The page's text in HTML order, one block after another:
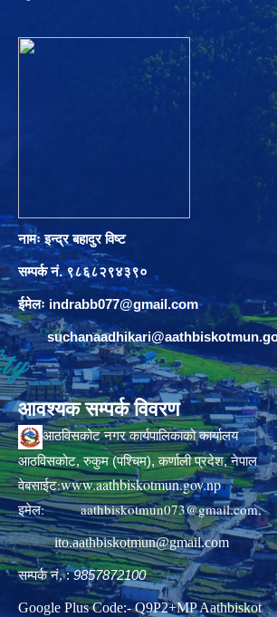
नामः इन्द्र बहादुर विष्ट
सम्पर्क नं. ९८६८२९४३९०
ईमेलः indrabb077@gmail.com
आवश्यक सम्पर्क विवरण
आठविसकोट नगर कार्यपालिकाको कार्यालय
आठविसकोट, रुकुम (पश्चिम), कर्णाली प्रदेश, नेपाल
वेबसाईट:www.aathbiskotmun.gov.np
इमेल:aathbiskotmun073@gmail.com,
ito.aathbiskotmun@gmail.com
सम्पर्क नं. :9857872100
Google Plus Code:- Q9P2+MP Aathbiskot